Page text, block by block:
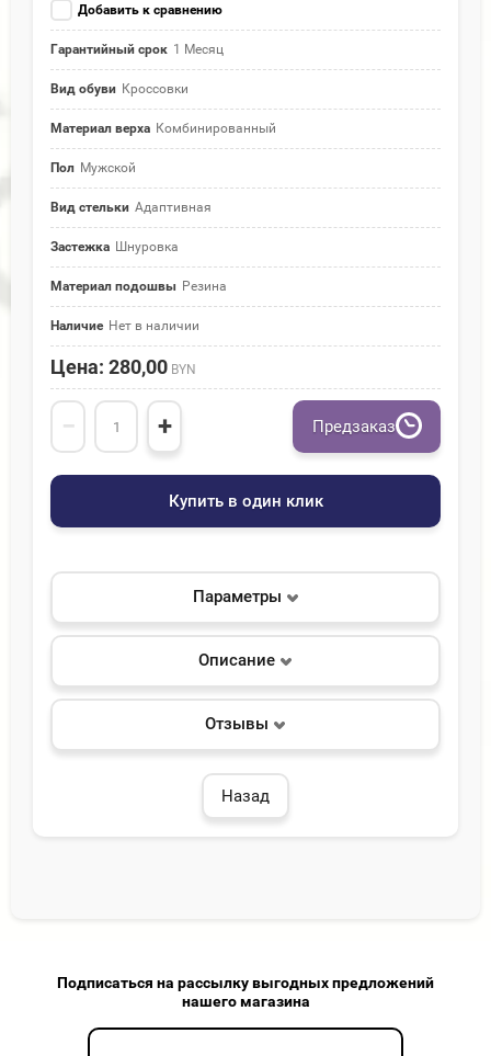
Добавить к сравнению
Гарантийный срок 1 Месяц
Вид обуви Кроссовки
Материал верха Комбинированный
Пол Мужской
Вид стельки Адаптивная
Застежка Шнуровка
Материал подошвы Резина
Наличие Нет в наличии
Цена: 280,00 BYN
− + Предзаказ
Купить в один клик
Параметры
Описание
Отзывы
Назад
Подписаться на рассылку выгодных предложений
нашего магазина